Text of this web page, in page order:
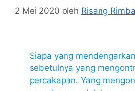
2 Mei 2020 oleh Risang
Siapa yang
sebetulnya yang
percakapan. Yang